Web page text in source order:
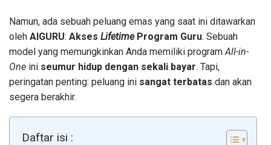
Namun, ada sebuah peluang emas yang saat ini ditawarkan
oleh AIGURU: Akses Lifetime Program Guru. Sebuah
model yang memungkinkan Anda memiliki program All-in-
One ini seumur hidup dengan sekali bayar. Tapi,
peringatan penting: peluang ini sangat terbatas dan akan
segera berakhir.
Daftar isi :